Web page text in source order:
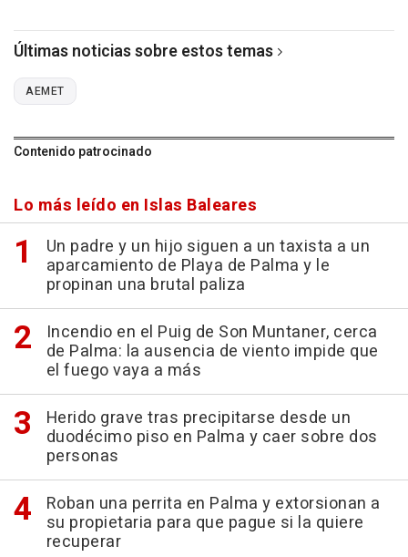
Últimas noticias sobre estos temas
AEMET
Contenido patrocinado
Lo más leído en Islas Baleares
Un padre y un hijo siguen a un taxista a un
aparcamiento de Playa de Palma y le
propinan una brutal paliza
Incendio en el Puig de Son Muntaner, cerca
de Palma: la ausencia de viento impide que
el fuego vaya a más
Herido grave tras precipitarse desde un
duodécimo piso en Palma y caer sobre dos
personas
Roban una perrita en Palma y extorsionan a
su propietaria para que pague si la quiere
recuperar